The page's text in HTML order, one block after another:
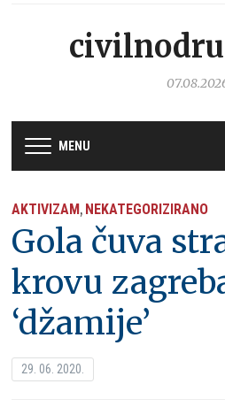
MENU
AKTIVIZAM, NEKATEGORIZIRANO
Gola čuva
krovu
‘džamije’
29. 06. 2020.